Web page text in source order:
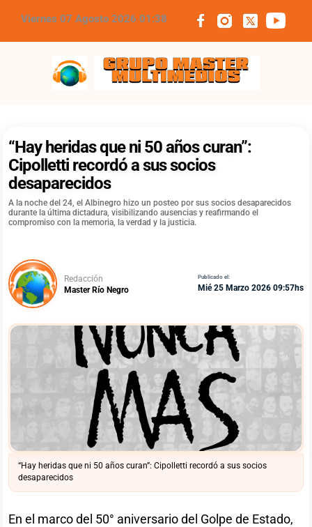
Viernes 07 Agosto 2026 01:38
Grupo Master Multimedios
“Hay heridas que ni 50 años curan”:
Cipolletti recordó a sus socios
desaparecidos
A la noche del 24, el Albinegro hizo un posteo por sus socios desaparecidos
durante la última dictadura, visibilizando ausencias y reafirmando el
compromiso con la memoria, la verdad y la justicia.
Redacción
Master Río Negro
Publicado el:
Mié 25 Marzo 2026 09:57hs
“Hay heridas que ni 50 años curan”: Cipolletti recordó a sus socios
desaparecidos
En el marco del 50° aniversario del Golpe de Estado,